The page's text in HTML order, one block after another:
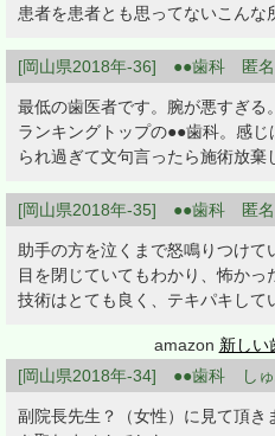
患者を患者とも思ってないこんな
[岡山県2018年-36] ●●歯科 匿名
最低の歯医者です。腕が悪すぎ
ランキングトップの●●歯科。感
られ過ぎて文句言ったら施術放棄
[岡山県2018年-35] ●●歯科 匿名
助手の方を泣くまで怒鳴りつけて
目を閉じていてもわかり、怖かっ
技術はとても良く、テキパキして
amazon 新しい
[岡山県2018年-34] ●●歯科 し
副院長先生？（女性）に見て頂き